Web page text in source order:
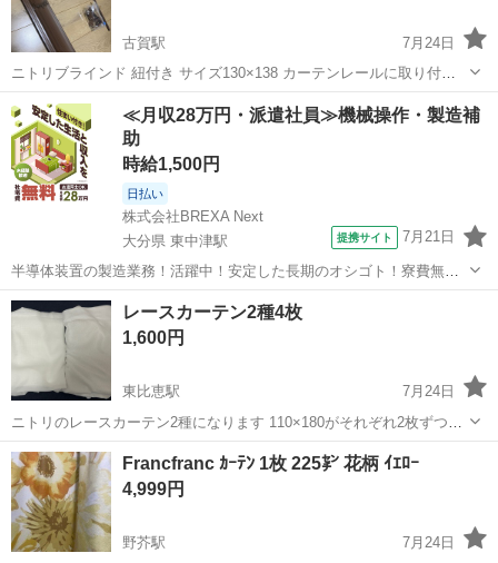
古賀駅
7月24日
ニトリブラインド 紐付き サイズ130×138 カーテンレールに取り付け
て使用していました。 色は茶色 中古品ご理解いただける方のみ購入お
願いします。
福岡 古賀市 古賀駅 カーテン、ブラインド
≪月収28万円・派遣社員≫機械操作・製造補
助
時給1,500円
日払い
株式会社BREXA Next
大分県 東中津駅
提携サイト 7月21日
半導体装置の製造業務！活躍中！安定した長期のオシゴト！寮費無料
★赴任旅費会社負担◎20代～40代の男性活躍中★未経験活躍中！高時
給1,500円！《大分県中津市》 人気の工場のお仕事 ◇半導体装置内部
のシート製造◇ ＊クリー...
大分 中津市 その他
レースカーテン2種4枚
1,600円
東比恵駅
7月24日
ニトリのレースカーテン2種になります 110×180がそれぞれ2枚ずつ、
計4枚の2窓用になります こちら不要になりましたのでかなりお得に出
品しました 必要な方いましたら是非どうぞ
福岡 福岡市 カーテン、ブラインド
Francfranc ｶｰﾃﾝ 1枚 225㌢ 花柄 ｲｴﾛｰ
4,999円
野芥駅
7月24日